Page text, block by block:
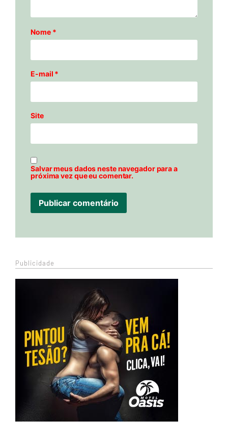
Nome *
E-mail *
Site
Salvar meus dados neste navegador para a
próxima vez que eu comentar.
Publicidade